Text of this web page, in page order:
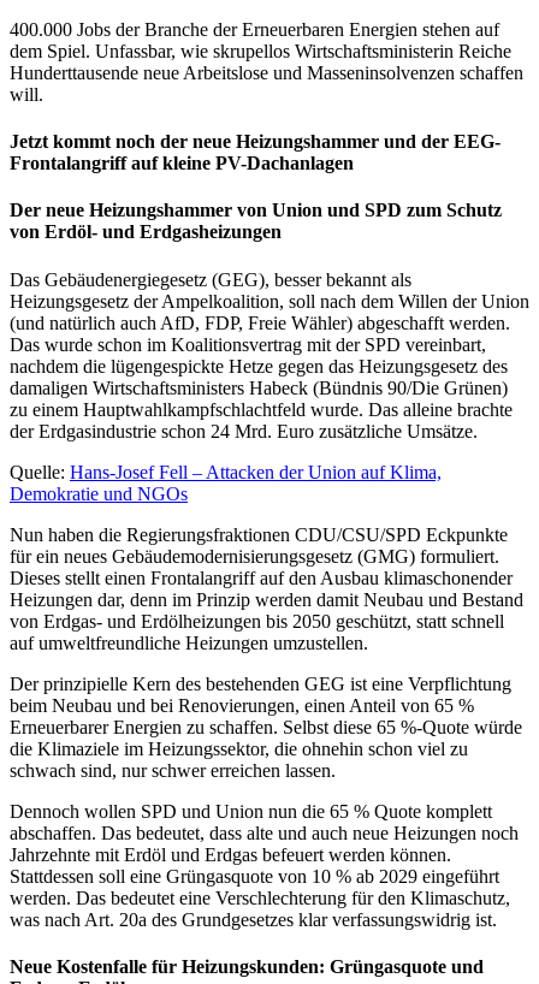
400.000 Jobs der Branche der Erneuerbaren Energien stehen auf
dem Spiel. Unfassbar, wie skrupellos Wirtschaftsministerin Reiche
Hunderttausende neue Arbeitslose und Masseninsolvenzen schaffen
will.
Jetzt kommt noch der neue Heizungshammer und der EEG-
Frontalangriff auf kleine PV-Dachanlagen
Der neue Heizungshammer von Union und SPD zum Schutz
von Erdöl- und Erdgasheizungen
Das Gebäudenergiegesetz (GEG), besser bekannt als
Heizungsgesetz der Ampelkoalition, soll nach dem Willen der Union
(und natürlich auch AfD, FDP, Freie Wähler) abgeschafft werden.
Das wurde schon im Koalitionsvertrag mit der SPD vereinbart,
nachdem die lügengespickte Hetze gegen das Heizungsgesetz des
damaligen Wirtschaftsministers Habeck (Bündnis 90/Die Grünen)
zu einem Hauptwahlkampfschlachtfeld wurde. Das alleine brachte
der Erdgasindustrie schon 24 Mrd. Euro zusätzliche Umsätze.
Quelle: Hans-Josef Fell – Attacken der Union auf Klima,
Demokratie und NGOs
Nun haben die Regierungsfraktionen CDU/CSU/SPD Eckpunkte
für ein neues Gebäudemodernisierungsgesetz (GMG) formuliert.
Dieses stellt einen Frontalangriff auf den Ausbau klimaschonender
Heizungen dar, denn im Prinzip werden damit Neubau und Bestand
von Erdgas- und Erdölheizungen bis 2050 geschützt, statt schnell
auf umweltfreundliche Heizungen umzustellen.
Der prinzipielle Kern des bestehenden GEG ist eine Verpflichtung
beim Neubau und bei Renovierungen, einen Anteil von 65 %
Erneuerbarer Energien zu schaffen. Selbst diese 65 %-Quote würde
die Klimaziele im Heizungssektor, die ohnehin schon viel zu
schwach sind, nur schwer erreichen lassen.
Dennoch wollen SPD und Union nun die 65 % Quote komplett
abschaffen. Das bedeutet, dass alte und auch neue Heizungen noch
Jahrzehnte mit Erdöl und Erdgas befeuert werden können.
Stattdessen soll eine Grüngasquote von 10 % ab 2029 eingeführt
werden. Das bedeutet eine Verschlechterung für den Klimaschutz,
was nach Art. 20a des Grundgesetzes klar verfassungswidrig ist.
Neue Kostenfalle für Heizungskunden: Grüngasquote und